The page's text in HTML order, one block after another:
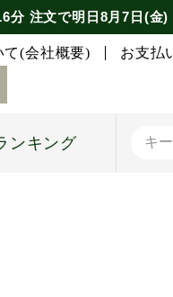
分注文で明日8月7日(金)
て(会社概要) お支払
ンキング